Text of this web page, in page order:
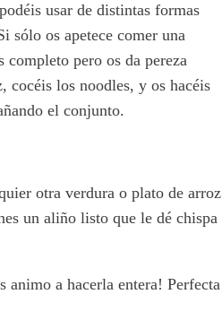
usar de distintas formas
sólo os apetece comer una
completo pero os da pereza
cocéis los noodles, y os hacéis
el conjunto.
otra verdura o plato de arroz
un aliño listo que le dé chispa
animo a hacerla entera! Perfecta